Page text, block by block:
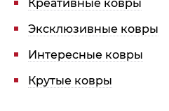
Креативные ковры
Эксклюзивные ковры
Интересные ковры
Крутые ковры